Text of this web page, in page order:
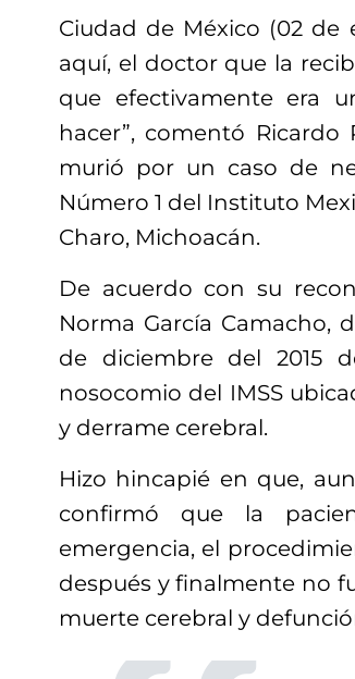
Ciudad de México (02 de
aquí, el doctor que la
que efectivamente era
hacer”, comentó Ricardo
murió por un caso de
Número 1 del Instituto
Charo, Michoacán.
De acuerdo con su
Norma García Camacho,
de diciembre del 2015
nosocomio del IMSS
y derrame cerebral.
Hizo hincapié en que,
confirmó que la
emergencia, el
después y finalmente no
muerte cerebral y